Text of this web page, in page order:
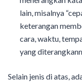
lain, misalnya
keterangan
cara, waktu,
yang
Selain jenis di atas,